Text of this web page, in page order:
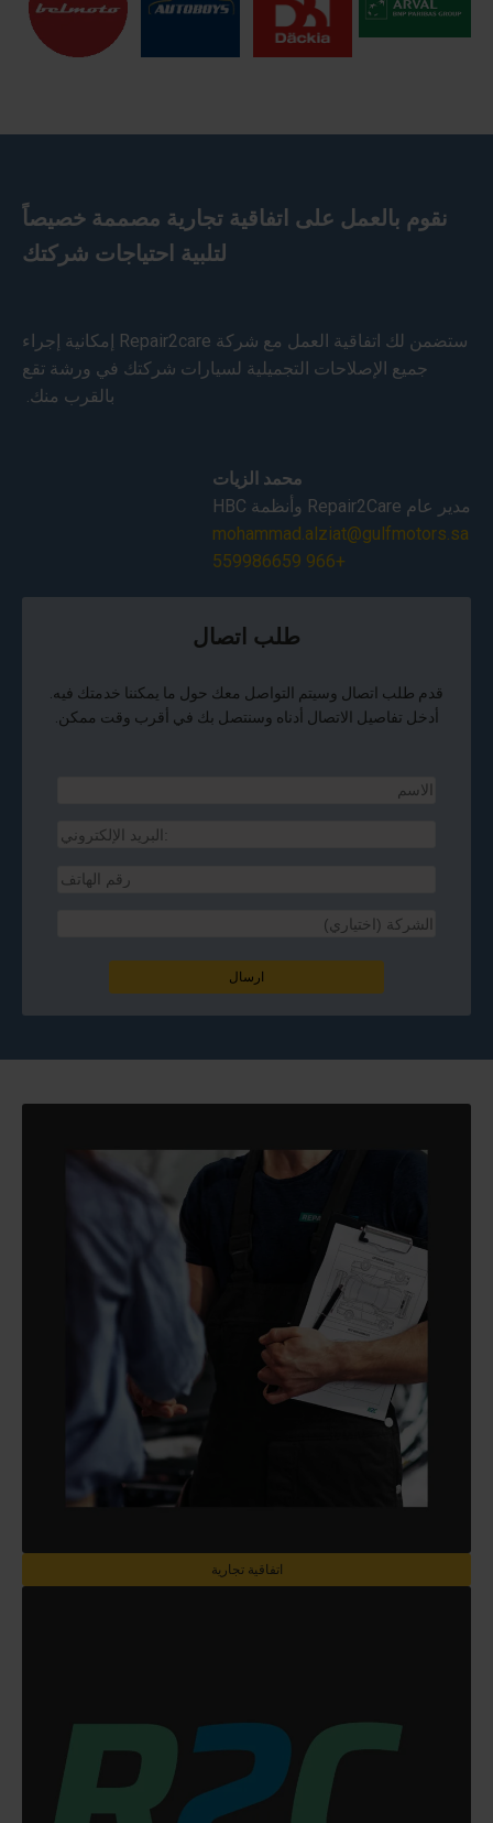
نقوم بالعمل على اتفاقية تجارية مصممة خصيصاً
لتلبية احتياجات شركتك
ستضمن لك اتفاقية العمل مع شركة Repair2care إمكانية إجراء
جميع الإصلاحات التجميلية لسيارات شركتك في ورشة تقع
بالقرب منك.
محمد الزيات
مدير عام Repair2Care وأنظمة HBC
mohammad.alziat@gulfmotors.sa
+966 559986659
طلب اتصال
قدم طلب اتصال وسيتم التواصل معك حول ما يمكننا خدمتك فيه.
أدخل تفاصيل الاتصال أدناه وسنتصل بك في أقرب وقت ممكن.
اتفاقية تجارية